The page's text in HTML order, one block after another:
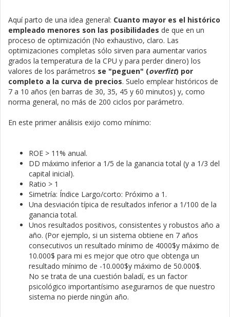
Aquí parto de una idea general: Cuanto mayor es el histórico
empleado menores son las posibilidades de que en un
proceso de optimización (No exhaustivo, claro. Las
optimizaciones completas sólo sirven para aumentar varios
grados la temperatura de la CPU y para perder dinero) los
valores de los parámetros se "peguen" (overfitt) por
completo a la curva de precios. Suelo emplear históricos de
7 a 10 años (en barras de 30, 35, 45 y 60 minutos) y, como
norma general, no más de 200 ciclos por parámetro.
En este primer análisis exijo como mínimo:
ROE > 11% anual.
DD máximo inferior a 1/5 de la ganancia total (y a 1/3 del
capital inicial).
Ratio > 1
Simetría: Índice Largo/corto: Próximo a 1.
Una desviación típica de resultados inferior a 1/100 de la
ganancia total.
Unos resultados positivos, consistentes y robustos año a
año. (Por ejemplo, si un sistema obtiene en 7 años
consecutivos un resultado mínimo de 4000$y máximo de
10.000$ para mi es mejor que otro que obtenga un
resultado mínimo de -10.000$y máximo de 50.000$.
No se trata de una cuestión baladí, es un factor
psicológico importantísimo asegurarnos de que nuestro
sistema no pierde ningún año.